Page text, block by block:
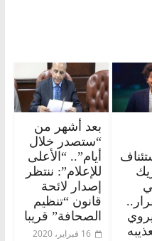
بعد أشهر من
“ستصدر خلال
أيام”.. “الأعلى
للإعلام”: ننتظر
إصدار لائحة
قانون “تنظيم
الصحافة” قريبا
16 فبراير، 2020